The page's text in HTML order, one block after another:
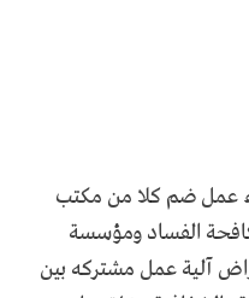
عمل ضم كلا من مكتب
الفساد ومؤسسة
آلية عمل مشتركه بين